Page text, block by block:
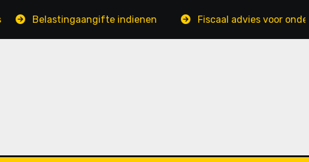
Belastingaangifte indienen Fiscaal advies voor ondernemers